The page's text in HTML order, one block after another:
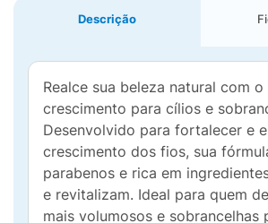
Descrição
Realce sua beleza natural com
crescimento para cílios e
Desenvolvido para fortalecer e
crescimento dos fios, sua
parabenos e rica em
e revitalizam. Ideal para quem
mais volumosos e sobrancelhas